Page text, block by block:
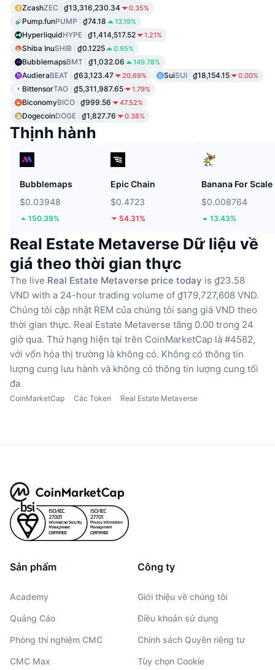
ZcashZEC ₫13,316,230.34 0.35%
Pump.funPUMP ₫74.18 13.19%
HyperliquidHYPE ₫1,414,517.52 1.21%
Shiba InuSHIB ₫0.1225 0.95%
BubblemapsBMT ₫1,032.06 149.78%
AudieraBEAT ₫63,123.47 20.69% SuiSUI ₫18,154.15 0.00%
BittensorTAO ₫5,311,987.65 1.79%
BiconomyBICO ₫999.56 47.52%
DogecoinDOGE ₫1,827.76 0.38%
Thịnh hành
Bubblemaps
$0.03948
150.39%
Epic Chain
$0.4723
54.31%
Banana For Scale
$0.008764
13.43%
Real Estate Metaverse Dữ liệu về
giá theo thời gian thực
The live Real Estate Metaverse price today is ₫23.58
VND with a 24-hour trading volume of ₫179,727,608 VND.
Chúng tôi cập nhật REM của chúng tôi sang giá VND theo
thời gian thực. Real Estate Metaverse tăng 0.00 trong 24
giờ qua. Thứ hạng hiện tại trên CoinMarketCap là #4582,
với vốn hóa thị trường là không có. Không có thông tin
lượng cung lưu hành và không có thông tin lượng cung tối
đa
CoinMarketCap Các Token Real Estate Metaverse
Sản phẩm
Academy
Quảng Cáo
Phòng thí nghiệm CMC
CMC Max
Công ty
Giới thiệu về chúng tôi
Điều khoản sử dụng
Chính sách Quyền riêng tư
Tùy chọn Cookie